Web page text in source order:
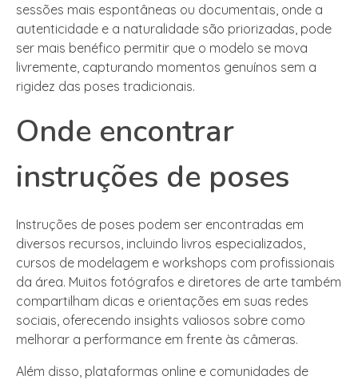
sessões mais espontâneas ou documentais, onde a
autenticidade e a naturalidade são priorizadas, pode
ser mais benéfico permitir que o modelo se mova
livremente, capturando momentos genuínos sem a
rigidez das poses tradicionais.
Onde encontrar
instruções de poses
Instruções de poses podem ser encontradas em
diversos recursos, incluindo livros especializados,
cursos de modelagem e workshops com profissionais
da área. Muitos fotógrafos e diretores de arte também
compartilham dicas e orientações em suas redes
sociais, oferecendo insights valiosos sobre como
melhorar a performance em frente às câmeras.
Além disso, plataformas online e comunidades de